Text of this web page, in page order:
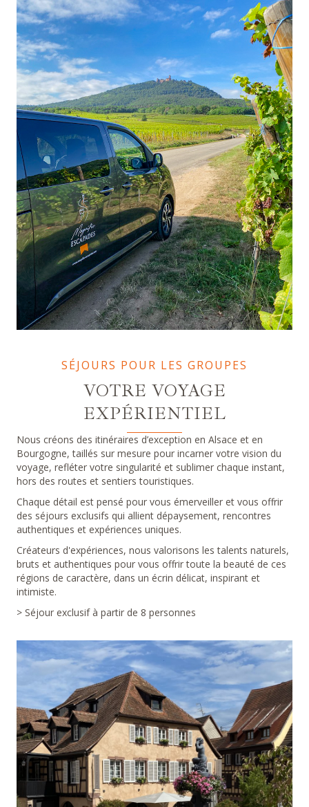
SÉJOURS POUR LES GROUPES
VOTRE VOYAGE
EXPÉRIENTIEL
Nous créons des itinéraires d’exception en Alsace et en
Bourgogne, taillés sur mesure pour incarner votre vision du
voyage, refléter votre singularité et sublimer chaque instant,
hors des routes et sentiers touristiques.
Chaque détail est pensé pour vous émerveiller et vous offrir
des séjours exclusifs qui allient dépaysement, rencontres
authentiques et expériences uniques.
Créateurs d'expériences, nous valorisons les talents naturels,
bruts et authentiques pour vous offrir toute la beauté de ces
régions de caractère, dans un écrin délicat, inspirant et
intimiste.
> Séjour exclusif à partir de 8 personnes